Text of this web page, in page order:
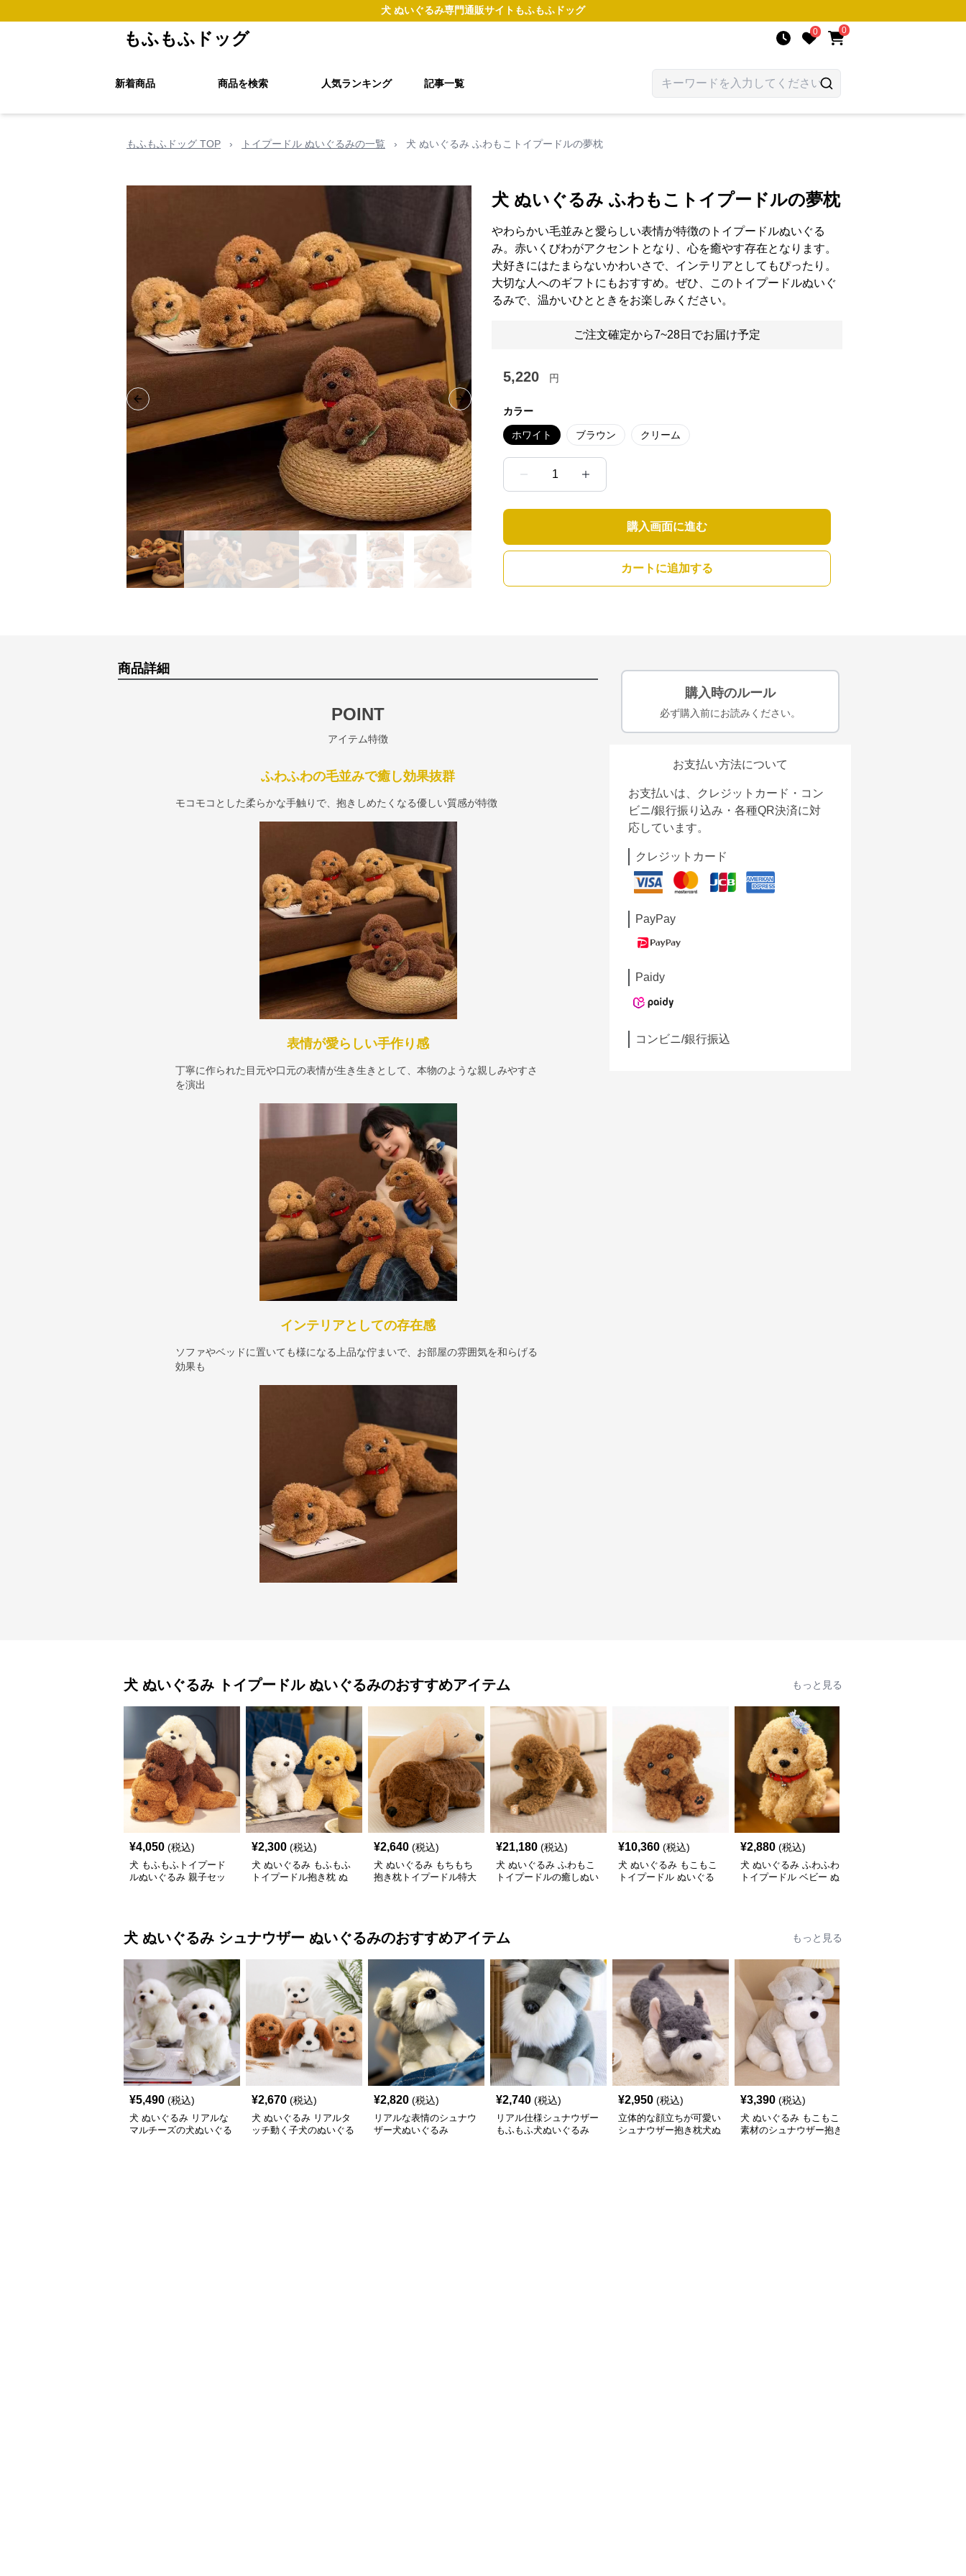
犬 ぬいぐるみ専門通販サイト もふもふドッグ
もふもふドッグ 0 0
新着商品 商品を検索 人気ランキング 記事一覧
もふもふドッグ TOP › トイプードル ぬいぐるみの一覧 › 犬 ぬいぐるみ ふわもこトイプードルの夢枕
Previous slide Next slide
犬 ぬいぐるみ ふわもこトイプードルの夢枕
やわらかい毛並みと愛らしい表情が特徴のトイプードルぬいぐる
み。赤いくびわがアクセントとなり、心を癒やす存在となります。
犬好きにはたまらないかわいさで、インテリアとしてもぴったり。
大切な人へのギフトにもおすすめ。ぜひ、このトイプードルぬいぐ
るみで、温かいひとときをお楽しみください。
ご注文確定から7~28日でお届け予定
5,220 円
カラー
ホワイト ブラウン クリーム
1
購入画面に進む
カートに追加する
商品詳細
POINT
アイテム特徴
ふわふわの毛並みで癒し効果抜群
モコモコとした柔らかな手触りで、抱きしめたくなる優しい質感が特徴
表情が愛らしい手作り感
丁寧に作られた目元や口元の表情が生き生きとして、本物のような親しみやすさ
を演出
インテリアとしての存在感
ソファやベッドに置いても様になる上品な佇まいで、お部屋の雰囲気を和らげる
効果も
購入時のルール
必ず購入前にお読みください。
お支払い方法について
お支払いは、クレジットカード・コン
ビニ/銀行振り込み・各種QR決済に対
応しています。
クレジットカード
PayPay
Paidy
コンビニ/銀行振込
犬 ぬいぐるみ トイプードル ぬいぐるみのおすすめアイテム もっと見る
¥4,050 (税込)
犬 もふもふトイプード
ルぬいぐるみ 親子セッ
¥2,300 (税込)
犬 ぬいぐるみ もふもふ
トイプードル抱き枕 ぬ
¥2,640 (税込)
犬 ぬいぐるみ もちもち
抱き枕トイプードル特大
¥21,180 (税込)
犬 ぬいぐるみ ふわもこ
トイプードルの癒しぬい
¥10,360 (税込)
犬 ぬいぐるみ もこもこ
トイプードル ぬいぐる
¥2,880 (税込)
犬 ぬいぐるみ ふわふわ
トイプードル ベビー ぬ
犬 ぬいぐるみ シュナウザー ぬいぐるみのおすすめアイテム もっと見る
¥5,490 (税込)
犬 ぬいぐるみ リアルな
マルチーズの犬ぬいぐる
¥2,670 (税込)
犬 ぬいぐるみ リアルタ
ッチ動く子犬のぬいぐる
¥2,820 (税込)
リアルな表情のシュナウ
ザー犬ぬいぐるみ
¥2,740 (税込)
リアル仕様シュナウザー
もふもふ犬ぬいぐるみ
¥2,950 (税込)
立体的な顔立ちが可愛い
シュナウザー抱き枕犬ぬ
¥3,390 (税込)
犬 ぬいぐるみ もこもこ
素材のシュナウザー抱き